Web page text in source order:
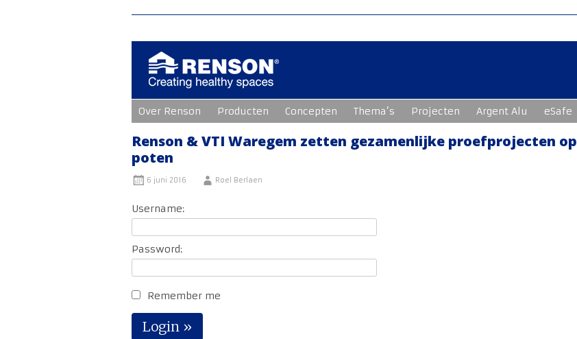
naar
de
inhoud
Over Renson Producten Concepten Thema’s Projecten Argent Alu eSafe
Renson & VTI Waregem zetten gezamenlijke proefprojecten op
poten
6 juni 2016 Roel Berlaen
Username:
Password:
Remember me